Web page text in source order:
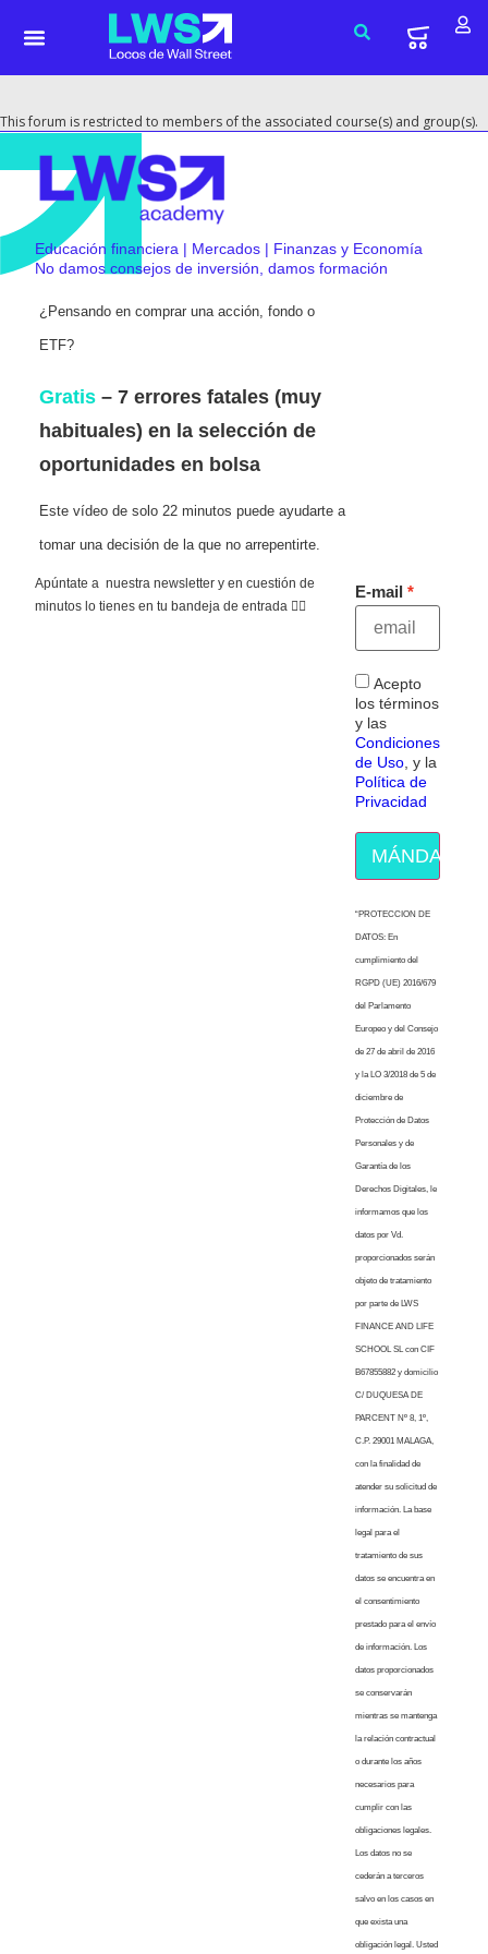
This forum is restricted to members of the associated course(s) and group(s).
Educación financiera | Mercados | Finanzas y Economía
No damos consejos de inversión, damos formación
¿Pensando en comprar una acción, fondo o
ETF?
Gratis – 7 errores fatales (muy
habituales) en la selección de
oportunidades en bolsa
Este vídeo de solo 22 minutos puede ayudarte a
tomar una decisión de la que no arrepentirte.
Apúntate a nuestra newsletter y en cuestión de
minutos lo tienes en tu bandeja de entrada 👇🏻
E-mail
Acepto
los términos
y las
Condiciones
de Uso, y la
Política de
Privacidad
MÁNDAME
“PROTECCION DE
DATOS: En
cumplimiento del
RGPD (UE) 2016/679
del Parlamento
Europeo y del Consejo
de 27 de abril de 2016
y la LO 3/2018 de 5 de
diciembre de
Protección de Datos
Personales y de
Garantía de los
Derechos Digitales, le
informamos que los
datos por Vd.
proporcionados serán
objeto de tratamiento
por parte de LWS
FINANCE AND LIFE
SCHOOL SL con CIF
B67855882 y domicilio
C/ DUQUESA DE
PARCENT Nº 8, 1º,
C.P. 29001 MALAGA,
con la finalidad de
atender su solicitud de
información. La base
legal para el
tratamiento de sus
datos se encuentra en
el consentimiento
prestado para el envío
de información. Los
datos proporcionados
se conservarán
mientras se mantenga
la relación contractual
o durante los años
necesarios para
cumplir con las
obligaciones legales.
Los datos no se
cederán a terceros
salvo en los casos en
que exista una
obligación legal. Usted